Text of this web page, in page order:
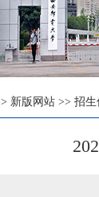
新版网站 >> 招生